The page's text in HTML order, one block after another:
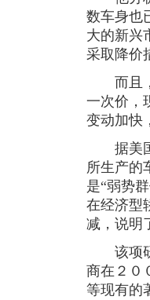
数车身也
大的新兴
采取降价
而且，
一次价，
变动加快
据美国
所生产的
是“弱势
在经济型
减，说明
该项研
商在２０
等现有的